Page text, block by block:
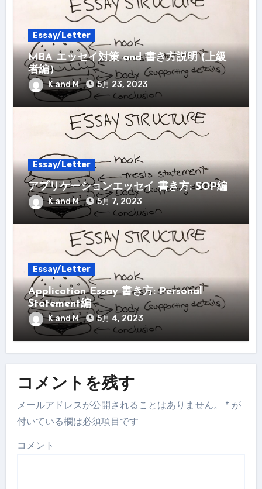
Essay/Letter
MBA エッセイ対策 and 書き方説明 (上級
者編）
K and M 5月 23, 2023
Essay/Letter
アプリケーションエッセイ 書き方: SOP編
K and M 5月 7, 2023
Essay/Letter
Application Essay 書き方: Personal
Statement編
K and M 5月 4, 2023
コメントを残す
メールアドレスが公開されることはありません。 * が
付いている欄は必須項目です
コメント